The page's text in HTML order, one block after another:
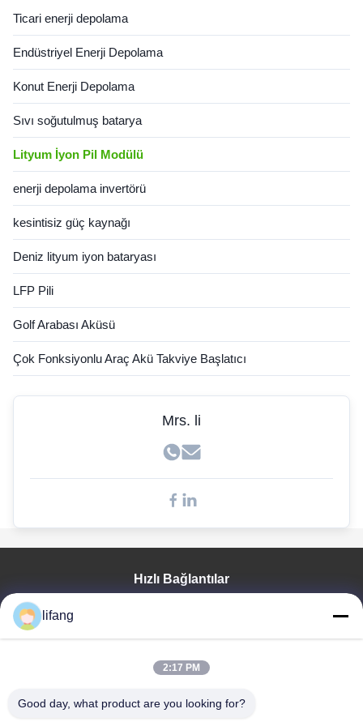
Charge/Discharge Current :
50A ...
Ticari enerji depolama
Endüstriyel Enerji Depolama
Konut Enerji Depolama
Sıvı soğutulmuş batarya
Lityum İyon Pil Modülü
enerji depolama invertörü
kesintisiz güç kaynağı
Deniz lityum iyon bataryası
LFP Pili
Golf Arabası Aküsü
Çok Fonksiyonlu Araç Akü Takviye Başlatıcı
Mrs. li
Hızlı Bağlantılar
Fabrika Turu
Bize Ulaşın
lifang
2:17 PM
Good day, what product are you looking for?